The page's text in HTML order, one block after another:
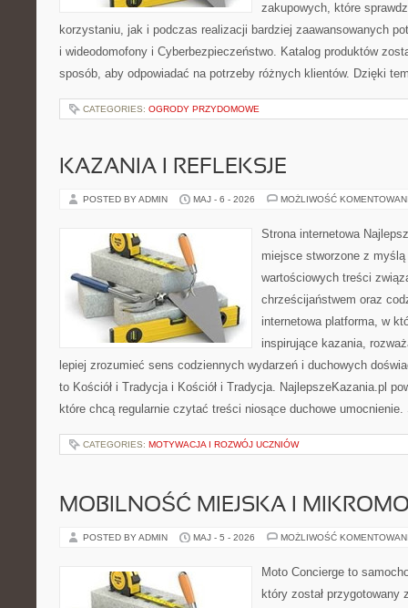
zakupowych, które
korzystaniu, jak i podczas realizacji bardziej zaawansowanych
i wideodomofony i Cyberbezpieczeństwo. Katalog produktów
sposób, aby odpowiadać na potrzeby różnych klientów. Dzięki
CATEGORIES: OGRODY PRZYDOMOWE
KAZANIA I REFLEKSJE
POSTED BY ADMIN MAJ - 6 - 2026 MOŻLIWOŚĆ
Strona internetowa
miejsce stworzone z
wartościowych treści
chrześcijaństwem oraz
internetowa platforma, w
inspirujące kazania,
lepiej zrozumieć sens codziennych wydarzeń i duchowych
to Kościół i Tradycja i Kościół i Tradycja. NajlepszeKazania.pl
które chcą regularnie czytać treści niosące duchowe
CATEGORIES: MOTYWACJA I ROZWÓJ UCZNIÓW
MOBILNOŚĆ MIEJSKA I
POSTED BY ADMIN MAJ - 5 - 2026 MOŻLIWOŚĆ
Moto Concierge to
który został przygotowany